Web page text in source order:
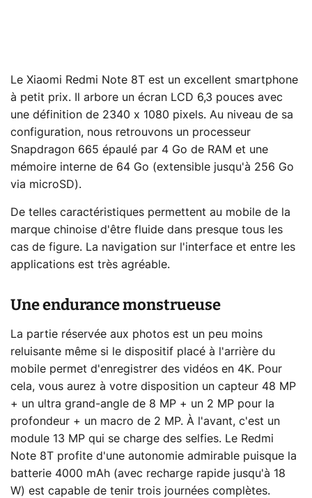
Le Xiaomi Redmi Note 8T est un excellent smartphone
à petit prix. Il arbore un écran LCD 6,3 pouces avec
une définition de 2340 x 1080 pixels. Au niveau de sa
configuration, nous retrouvons un processeur
Snapdragon 665 épaulé par 4 Go de RAM et une
mémoire interne de 64 Go (extensible jusqu'à 256 Go
via microSD).
De telles caractéristiques permettent au mobile de la
marque chinoise d'être fluide dans presque tous les
cas de figure. La navigation sur l'interface et entre les
applications est très agréable.
Une endurance monstrueuse
La partie réservée aux photos est un peu moins
reluisante même si le dispositif placé à l'arrière du
mobile permet d'enregistrer des vidéos en 4K. Pour
cela, vous aurez à votre disposition un capteur 48 MP
+ un ultra grand-angle de 8 MP + un 2 MP pour la
profondeur + un macro de 2 MP. À l'avant, c'est un
module 13 MP qui se charge des selfies. Le Redmi
Note 8T profite d'une autonomie admirable puisque la
batterie 4000 mAh (avec recharge rapide jusqu'à 18
W) est capable de tenir trois journées complètes.